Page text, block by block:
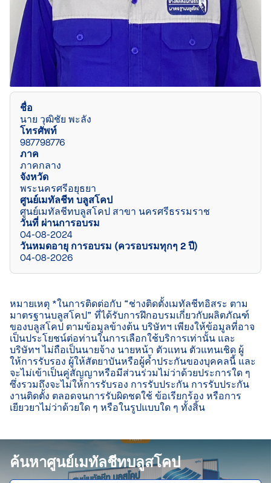
ชื่อ
นาย วุฒิชัย พะลัง
โทรศัพท์
987798776
ภาค
ภาคกลาง
จังหวัด
พระนครศรีอยุธยา
ศูนย์เมทัลชีท บลูสโคป
ศูนย์เมทัลชีทบลูสโคป สาขา นครศรีธรรมราช
วันที่ ผ่านการอบรม
04-08-2024
วันหมดอายุ การอบรม (ควรอบรมทุกๆ 2 ปี)
04-08-2026
หมายเหตุ *ในการติดต่อกับ “ช่างติดตั้งเมทัลชีทอิสระ ตาม
มาตรฐานบลูสโคป” ที่ได้รับการฝึกอบรมเกี่ยวกับผลิตภัณฑ์
ของบลูสโคป ตามข้อมูลข้างต้น บริษัทฯ เพียงให้ข้อมูลที่อาจ
เป็นประโยชน์ต่อท่านในการเลือกใช้บริการเท่านั้น และ
บริษัทฯ ไม่ถือเป็นนายจ้าง นายหน้า ตัวแทน ตัวแทนเชิด ผู้
ให้การรับรอง ผู้ให้สัตยาบันหรือผู้ค้ำประกันของบุคคลนี้ และ
จะไม่เข้าเป็นคู่สัญญาหรือมีส่วนร่วมไม่ว่าด้วยประการใด ๆ
ซึ่งรวมถึงจะไม่ให้การรับรอง การรับประกัน การรับประกัน
งานติดตั้ง ตลอดจนการรับผิดชดใช้ ข้อเรียกร้อง หรือการ
เยียวยาไม่ว่าด้วยใด ๆ หรือในรูปแบบใด ๆ ทั้งสิ้น
ค้นหาศูนย์เมทัลชีทบลูสโคป